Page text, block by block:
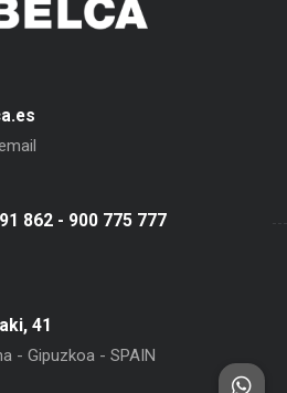
862 - 900 775 777
41
- Gipuzkoa - SPAIN